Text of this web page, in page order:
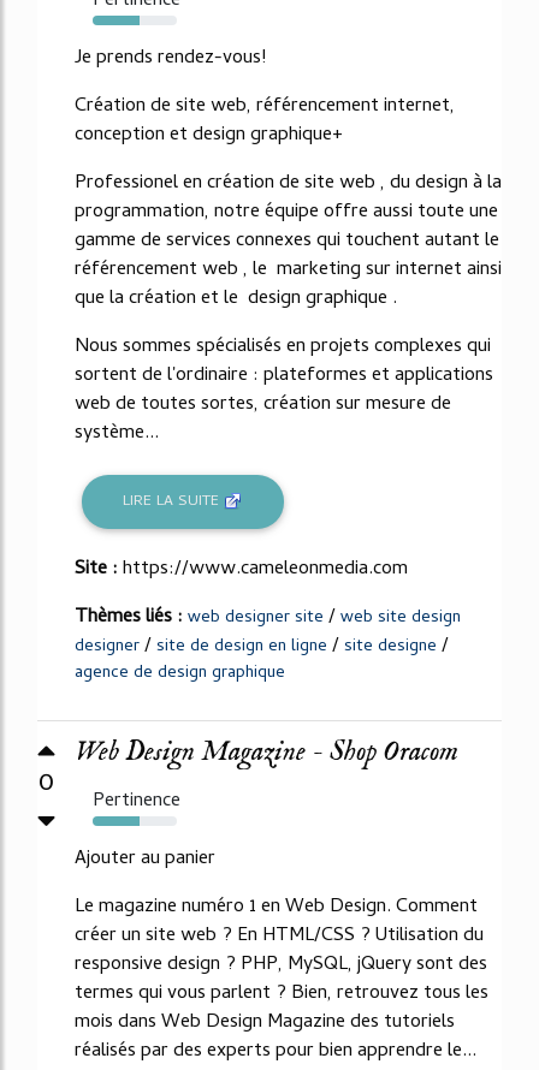
56%
Je prends rendez-vous!
Création de site web, référencement internet,
conception et design graphique+
Professionel en création de site web , du design à la
programmation, notre équipe offre aussi toute une
gamme de services connexes qui touchent autant le
référencement web , le marketing sur internet ainsi
que la création et le design graphique .
Nous sommes spécialisés en projets complexes qui
sortent de l'ordinaire : plateformes et applications
web de toutes sortes, création sur mesure de
système...
LIRE LA SUITE
Site :https://www.cameleonmedia.com
Thèmes liés : web designer site /web site design
designer/site de design en ligne /site designe /
agence de design graphique
0
Web Design Magazine - Shop Oracom
Pertinence
56%
Ajouter au panier
Le magazine numéro 1 en Web Design. Comment
créer un site web ? En HTML/CSS ? Utilisation du
responsive design ? PHP, MySQL, jQuery sont des
termes qui vous parlent ? Bien, retrouvez tous les
mois dans Web Design Magazine des tutoriels
réalisés par des experts pour bien apprendre le...